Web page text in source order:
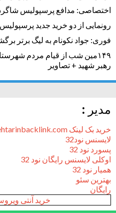
اختصاصی: مدافع پرسپولیس
رونمایی از دو خرید جدید
فوری: جواد نکونام به لیگ برتر
۱۴۹مین شب از قیام مردم
رهبر شهید + تصاویر
مدیر :
خرید بک لینک behtarinbacklink.com
لایسنس نود32
پسورد نود 32
اوکلی لایسنس رایگان نود 32
همیار نود 32
بهترین سئو
رایگان
خرید آنتی